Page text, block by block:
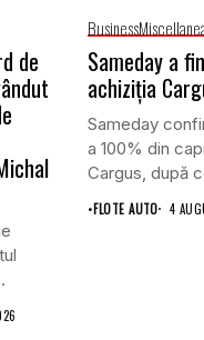
de
Business
Sameday a
achiziția
Sameday
a 100% din
Cargus, după
•FLOTE AUTO 4